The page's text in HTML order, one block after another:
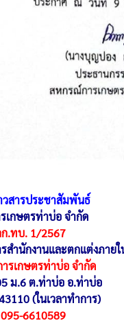
วสารประชาสัมพันธ์
เกษตรท่าบ่อ จำกัด
.ทบ. 1/2567
สำนักงานและตกแต่งภาย
รเกษตรท่าบ่อ จำกัด
ม.6 ต.ท่าบ่อ อ.ท่าบ่อ
(ในเวลาทำการ)
6610589